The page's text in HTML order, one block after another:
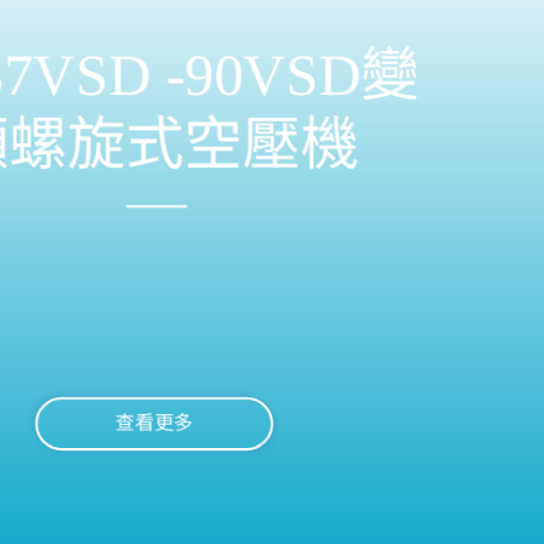
-90VSD變
旋式空壓機
查看更多